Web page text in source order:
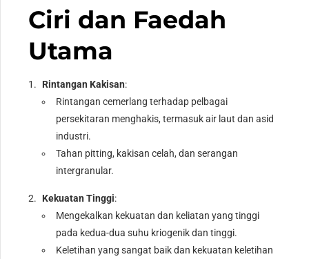
Ciri dan Faedah
Utama
Rintangan Kakisan:
Rintangan cemerlang terhadap pelbagai
persekitaran menghakis, termasuk air laut dan asid
industri.
Tahan pitting, kakisan celah, dan serangan
intergranular.
Kekuatan Tinggi:
Mengekalkan kekuatan dan keliatan yang tinggi
pada kedua-dua suhu kriogenik dan tinggi.
Keletihan yang sangat baik dan kekuatan keletihan